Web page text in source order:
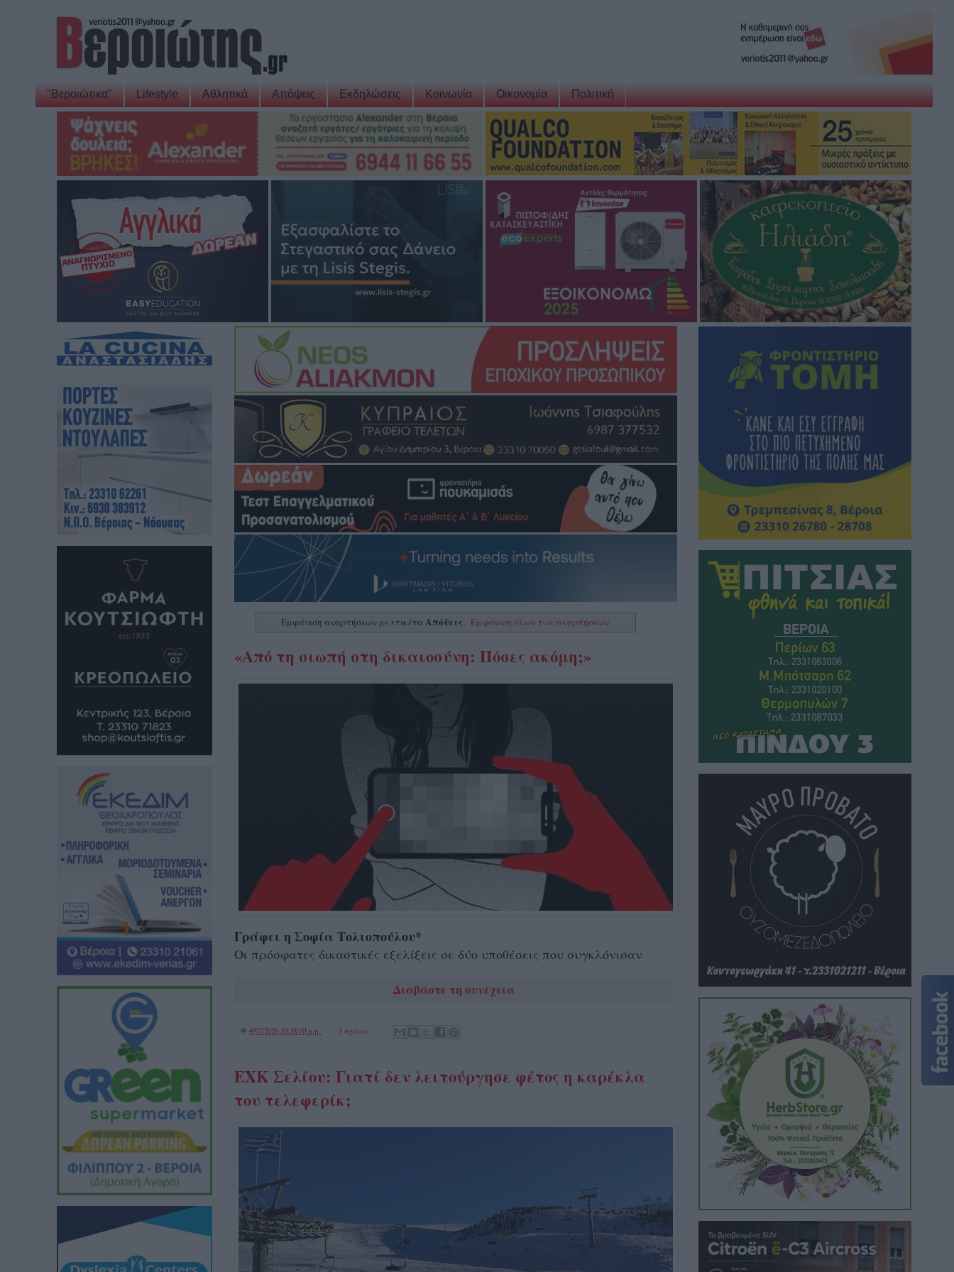
"Βεροιώτικα" Lifestyle Αθλητικά Απόψεις Εκδηλώσεις Κοινωνία Οικονομία Πολιτική
Εμφάνιση αναρτήσεων με ετικέτα Απόψεις. Εμφάνιση όλων των αναρτήσεων
«Από τη σιωπή στη δικαιοσύνη: Πόσες ακόμη;»
Γράφει η Σοφία Τολιοπούλου*
Οι πρόσφατες δικαστικές εξελίξεις σε δύο υποθέσεις που συγκλόνισαν
Διαβάστε τη συνέχεια
@ 4/07/2026 10:38:00 μ.μ. 1 σχόλιο:
ΕΧΚ Σελίου: Γιατί δεν λειτούργησε φέτος η καρέκλα
του τελεφερίκ;